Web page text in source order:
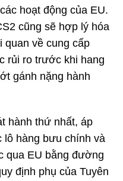
hoạt động của EU.
cũng sẽ hợp lý hóa
quan về cung cấp
rủi ro trước khi hang
gánh nặng hành
hành thứ nhất, áp
lô hàng bưu chính và
qua EU bằng đường
định phụ của Tuyên